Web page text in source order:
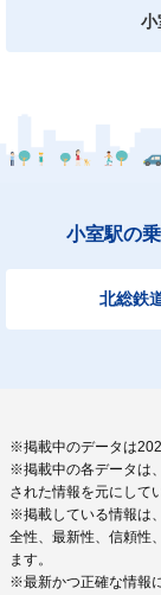
小
小室駅の
北総鉄
※掲載中のデータは
※掲載中の各データは
された情報を元にして
※掲載している情報は
全性、最新性、信頼性
ます。
※最新かつ正確な情報